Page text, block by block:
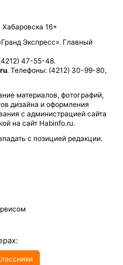
16+
Экспресс». Главный
47-55-48.
. Телефоны: (4212) 30-99-80,
материалов, фотографий,
дизайна и оформления
с администрацией сайта
на сайт Habinfo.ru.
с позицией редакции.